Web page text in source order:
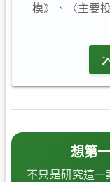
模》、〈主要
想第
不只是研究這